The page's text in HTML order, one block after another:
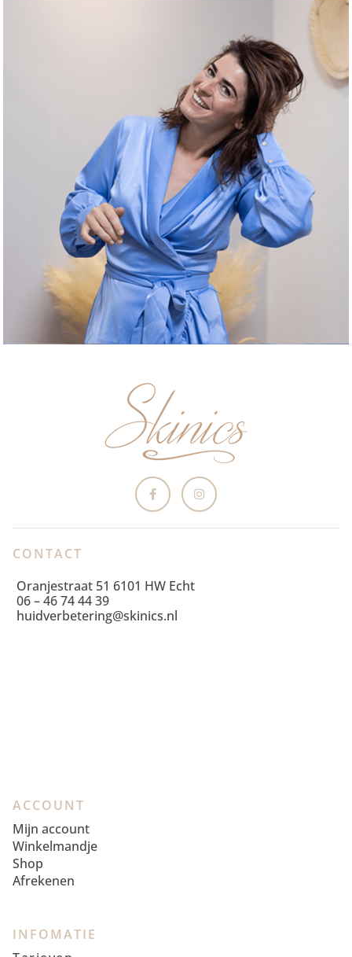
CONTACT
Oranjestraat 51 6101 HW Echt
06 – 46 74 44 39
huidverbetering@skinics.nl
ACCOUNT
Mijn account
Winkelmandje
Shop
Afrekenen
INFOMATIE